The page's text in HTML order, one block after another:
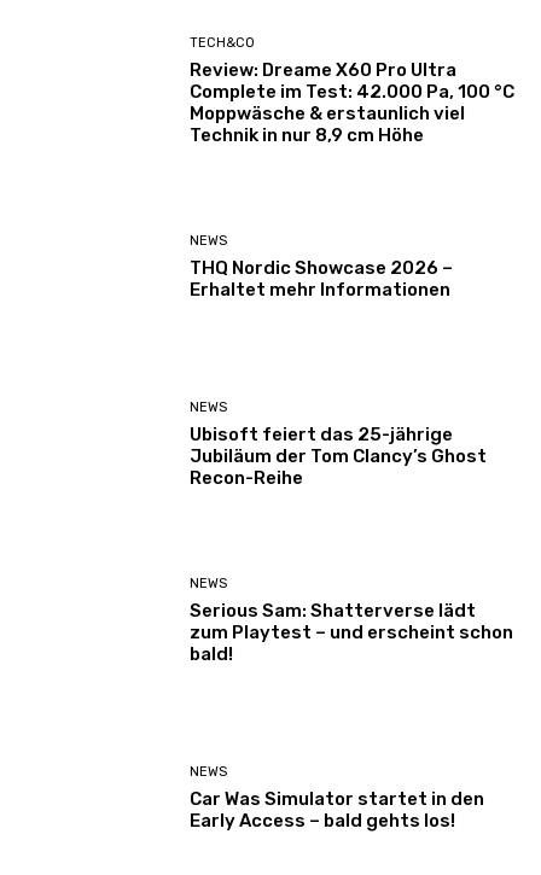
TECH&CO
Review: Dreame X60 Pro Ultra
Complete im Test: 42.000 Pa, 100 °C
Moppwäsche & erstaunlich viel
Technik in nur 8,9 cm Höhe
NEWS
THQ Nordic Showcase 2026 –
Erhaltet mehr Informationen
NEWS
Ubisoft feiert das 25-jährige
Jubiläum der Tom Clancy’s Ghost
Recon-Reihe
NEWS
Serious Sam: Shatterverse lädt
zum Playtest – und erscheint schon
bald!
NEWS
Car Was Simulator startet in den
Early Access – bald gehts los!